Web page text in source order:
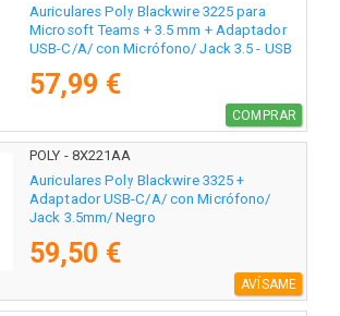
Auriculares Poly Blackwire 3225 para
Microsoft Teams + 3.5 mm + Adaptador
USB-C/A/ con Micrófono/ Jack 3.5 - USB
57,99 €
COMPRAR
POLY - 8X221AA
Auriculares Poly Blackwire 3325 +
Adaptador USB-C/A/ con Micrófono/
Jack 3.5mm/ Negro
59,50 €
AVÍSAME